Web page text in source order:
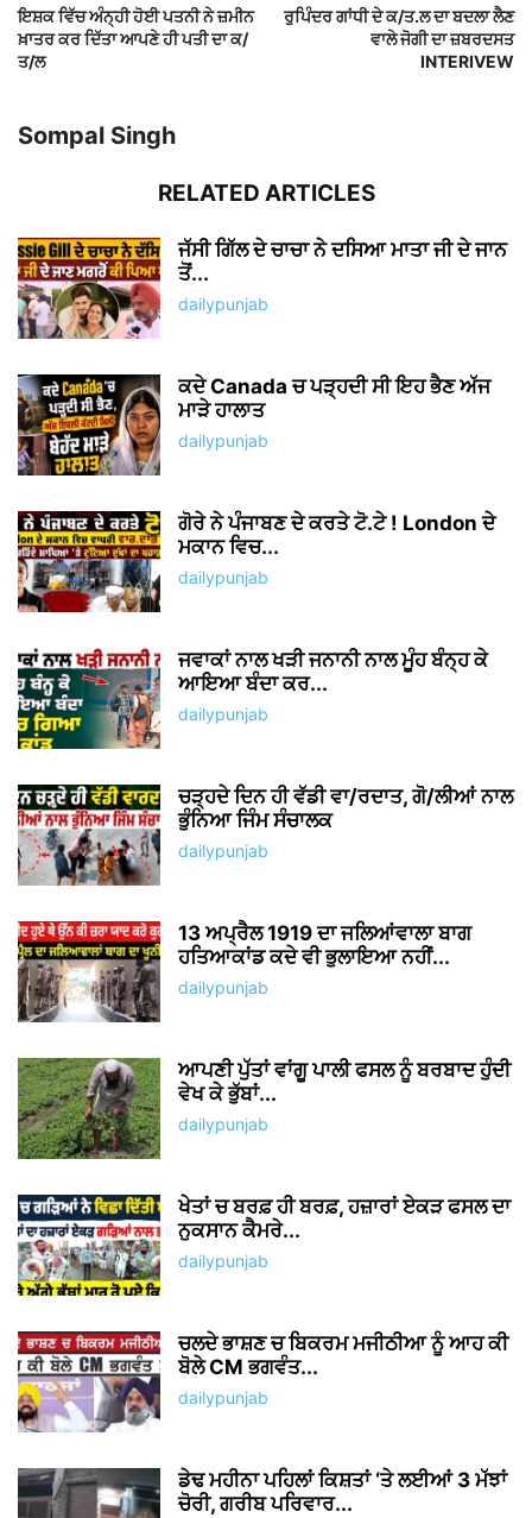
ਇਸ਼ਕ ਵਿੱਚ ਅੰਨ੍ਹੀ ਹੋਈ ਪਤਨੀ ਨੇ ਜ਼ਮੀਨ
ਖ਼ਾਤਰ ਕਰ ਦਿੱਤਾ ਆਪਣੇ ਹੀ ਪਤੀ ਦਾ ਕ/
ਤ/ਲ
ਰੁਪਿੰਦਰ ਗਾਂਧੀ ਦੇ ਕ/ਤ.ਲ ਦਾ ਬਦਲਾ ਲੈਣ
ਵਾਲੇ ਜੋਗੀ ਦਾ ਜ਼ਬਰਦਸਤ
INTERIVEW
Sompal Singh
RELATED ARTICLES
ਜੱਸੀ ਗਿੱਲ ਦੇ ਚਾਚਾ ਨੇ ਦਸਿਆ ਮਾਤਾ ਜੀ ਦੇ ਜਾਨ
ਤੋਂ...
dailypunjab
ਕਦੇ Canada ਚ ਪੜ੍ਹਦੀ ਸੀ ਇਹ ਭੈਣ ਅੱਜ
ਮਾੜੇ ਹਾਲਾਤ
dailypunjab
ਗੋਰੇ ਨੇ ਪੰਜਾਬਣ ਦੇ ਕਰਤੇ ਟੋ.ਟੇ ! London ਦੇ
ਮਕਾਨ ਵਿਚ...
dailypunjab
ਜਵਾਕਾਂ ਨਾਲ ਖੜੀ ਜਨਾਨੀ ਨਾਲ ਮੂੰਹ ਬੰਨ੍ਹ ਕੇ
ਆਇਆ ਬੰਦਾ ਕਰ...
dailypunjab
ਚੜ੍ਹਦੇ ਦਿਨ ਹੀ ਵੱਡੀ ਵਾ/ਰਦਾਤ, ਗੋ/ਲੀਆਂ ਨਾਲ
ਭੁੰਨਿਆ ਜਿੰਮ ਸੰਚਾਲਕ
dailypunjab
13 ਅਪ੍ਰੈਲ 1919 ਦਾ ਜਲਿਆਂਵਾਲਾ ਬਾਗ
ਹਤਿਆਕਾਂਡ ਕਦੇ ਵੀ ਭੁਲਾਇਆ ਨਹੀਂ...
dailypunjab
ਆਪਣੀ ਪੁੱਤਾਂ ਵਾਂਗੂ ਪਾਲੀ ਫਸਲ ਨੂੰ ਬਰਬਾਦ ਹੁੰਦੀ
ਵੇਖ ਕੇ ਭੁੱਬਾਂ...
dailypunjab
ਖੇਤਾਂ ਚ ਬਰਫ਼ ਹੀ ਬਰਫ਼, ਹਜ਼ਾਰਾਂ ਏਕੜ ਫਸਲ ਦਾ
ਨੁਕਸਾਨ ਕੈਮਰੇ...
dailypunjab
ਚਲਦੇ ਭਾਸ਼ਣ ਚ ਬਿਕਰਮ ਮਜੀਠੀਆ ਨੂੰ ਆਹ ਕੀ
ਬੋਲੇ CM ਭਗਵੰਤ...
dailypunjab
ਡੇਢ ਮਹੀਨਾ ਪਹਿਲਾਂ ਕਿਸ਼ਤਾਂ ‘ਤੇ ਲਈਆਂ 3 ਮੱਝਾਂ
ਚੋਰੀ, ਗਰੀਬ ਪਰਿਵਾਰ...